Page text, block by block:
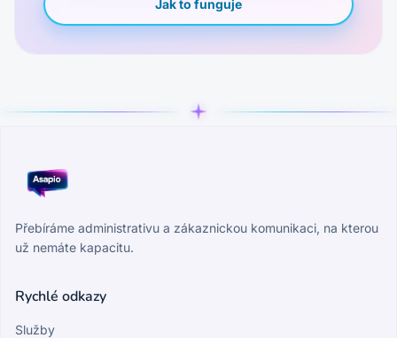
Jak to funguje
Přebíráme administrativu a zákaznickou komunikaci, na kterou
už nemáte kapacitu.
Rychlé odkazy
Služby